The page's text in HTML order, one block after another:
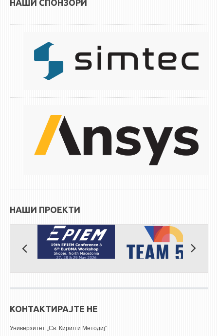
СТУДЕНТСКА СЛУЖБА
СТИПЕНДИИ/ПРАКСИ
СТИПЕНДИИ
НАШИ СПОНЗОРИ
НАШИ ПРОЕКТИ
КОНТАКТИРАЈТЕ НЕ
Универзитет „Св. Кирил и Методиј“